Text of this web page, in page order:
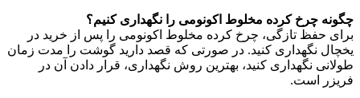
چگونه چرخ کرده مخلوط اکونومی را نگهداری کنیم؟
برای حفظ تازگی، چرخ کرده مخلوط اکونومی را پس از خرید در
یخچال نگهداری کنید. در صورتی که قصد دارید گوشت را مدت زمان
طولانی نگهداری کنید، بهترین روش نگهداری، قرار دادن آن در
فریزر است.